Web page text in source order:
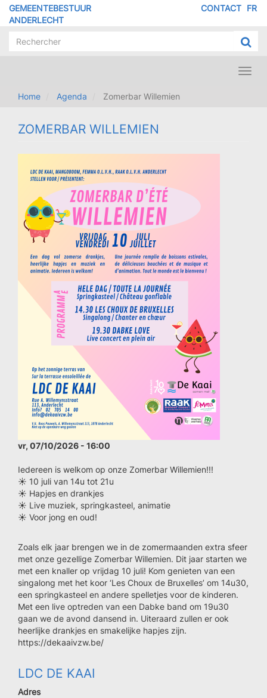
Overslaan
GEMEENTEBESTUUR
ANDERLECHT
FR
CONTACT
Home
Agenda Zomerbar Willemien
ZOMERBAR WILLEMIEN
vr, 07/10/2026 - 16:00
Iedereen is welkom op onze Zomerbar Willemien!!!
☀️ 10 juli van 14u tot 21u
☀️ Hapjes en drankjes
☀️ Live muziek, springkasteel, animatie
☀️ Voor jong en oud!
Zoals elk jaar brengen we in de zomermaanden extra sfeer
met onze gezellige Zomerbar Willemien. Dit jaar starten we
met een knaller op vrijdag 10 juli! Kom genieten van een
singalong met het koor ‘Les Choux de Bruxelles’ om 14u30,
een springkasteel en andere spelletjes voor de kinderen.
Met een live optreden van een Dabke band om 19u30
gaan we de avond dansend in. Uiteraard zullen er ook
heerlijke drankjes en smakelijke hapjes zijn.
https://dekaaivzw.be/
LDC DE KAAI
Adres